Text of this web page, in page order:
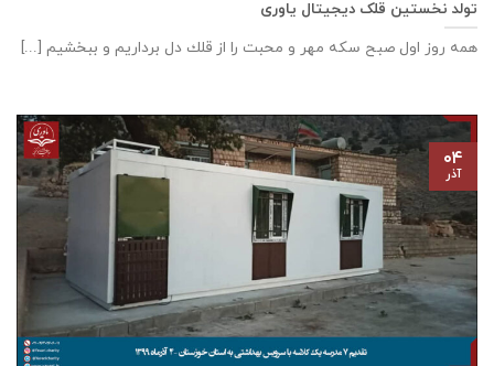
تولد نخستین قلک دیجیتال یاوری
همه روز اول صبح سكه مهر و محبت را از قلك دل برداريم و ببخشيم [...]
۰۴
آذر